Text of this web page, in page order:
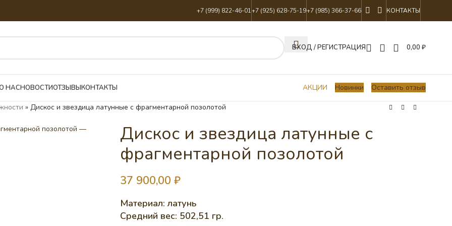
+7 (999) 822-46-01+7 (925) 628-75-19+7 (985) 366-37-66 КОНТАКТЫ
ВХОД / РЕГИСТРАЦИЯ 0,00 ₽
НАСНОВОСТИОТЗЫВЫКОНТАКТЫ АКЦИИ Новинки Оставить отзыв
» Дискос и звездица латунные с фрагментарной позолотой
Дискос и звездица латунные с
фрагментарной позолотой
37 900,00 ₽
Материал: латунь
Средний вес: 502,51 гр.